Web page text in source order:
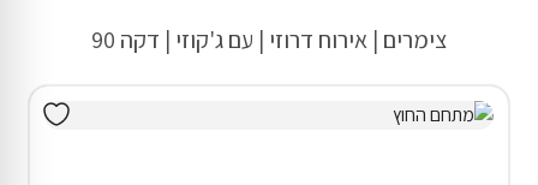
צימרים | אירוח דרוזי | עם ג'קוזי | דקה 90